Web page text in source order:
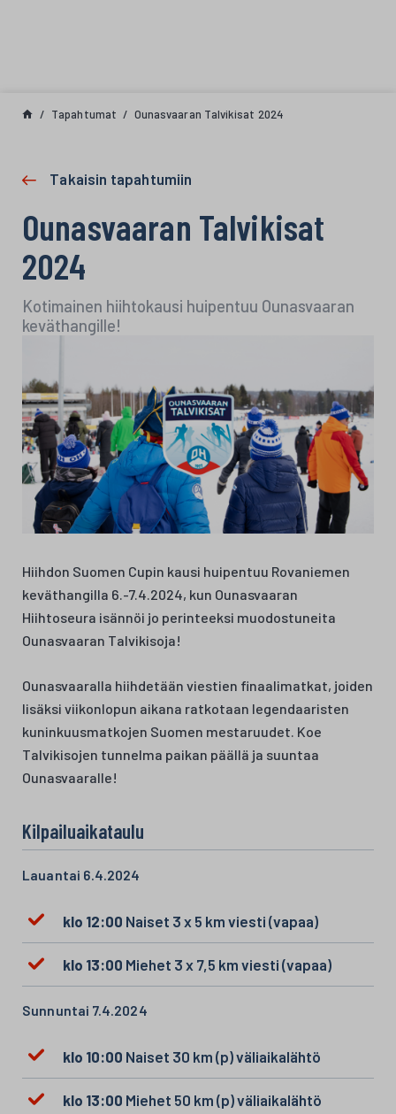
Tapahtumat Ounasvaaran Talvikisat 2024
Takaisin tapahtumiin
Ounasvaaran Talvikisat
2024
Kotimainen hiihtokausi huipentuu Ounasvaaran
keväthangille!
Hiihdon Suomen Cupin kausi huipentuu Rovaniemen
keväthangilla 6.-7.4.2024, kun Ounasvaaran
Hiihtoseura isännöi jo perinteeksi muodostuneita
Ounasvaaran Talvikisoja!
Ounasvaaralla hiihdetään viestien finaalimatkat, joiden
lisäksi viikonlopun aikana ratkotaan legendaaristen
kuninkuusmatkojen Suomen mestaruudet. Koe
Talvikisojen tunnelma paikan päällä ja suuntaa
Ounasvaaralle!
Kilpailuaikataulu
Lauantai 6.4.2024
klo 12:00 Naiset 3 x 5 km viesti (vapaa)
klo 13:00 Miehet 3 x 7,5 km viesti (vapaa)
Sunnuntai 7.4.2024
klo 10:00 Naiset 30 km (p) väliaikalähtö
klo 13:00 Miehet 50 km (p) väliaikalähtö